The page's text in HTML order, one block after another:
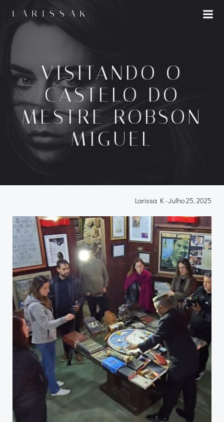
LARISSAK
VISITANDO O
CASTELO DO
MESTRE ROBSON
MIGUEL
Larissa K -Julho 25, 2025